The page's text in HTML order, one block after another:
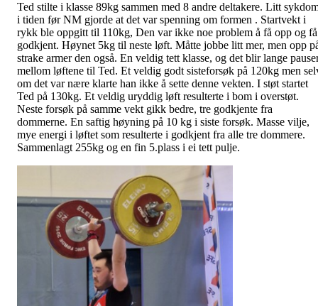
Ted stilte i klasse 89kg sammen med 8 andre deltakere. Litt
i tiden før NM gjorde at det var spenning om formen . Startvekt i
rykk ble oppgitt til 110kg, Den var ikke noe problem å få opp og få
godkjent. Høynet 5kg til neste løft. Måtte jobbe litt mer, men opp
strake armer den også. En veldig tett klasse, og det blir lange
mellom løftene til Ted. Et veldig godt sisteforsøk på 120kg men
om det var nære klarte han ikke å sette denne vekten. I støt startet
Ted på 130kg. Et veldig uryddig løft resulterte i bom i overstøt.
Neste forsøk på samme vekt gikk bedre, tre godkjente fra
dommerne. En saftig høyning på 10 kg i siste forsøk. Masse vilje,
mye energi i løftet som resulterte i godkjent fra alle tre dommere.
Sammenlagt 255kg og en fin 5.plass i ei tett pulje.